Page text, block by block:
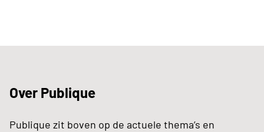
Over Publique
Publique zit boven op de actuele thema’s en